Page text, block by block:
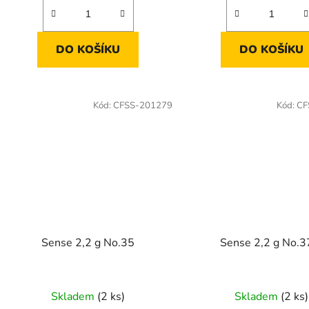
DO KOŠÍKU DO KOŠÍKU
Sense 2,2 g No.35
Skladem (2 ks)
Kód: CFSS-201279
Sense 2,2 g
Skladem (2 ks)
Kód: